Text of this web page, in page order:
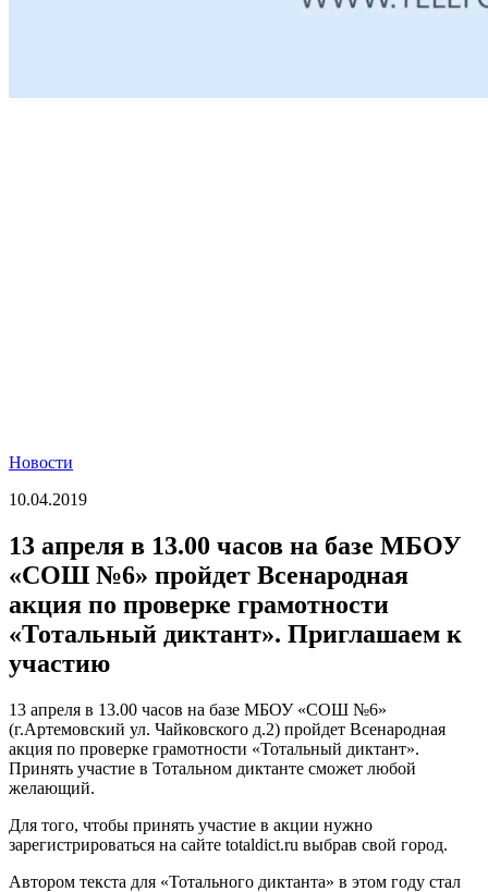
Новости
10.04.2019
13 апреля в 13.00 часов на базе МБОУ
«СОШ №6» пройдет Всенародная
акция по проверке грамотности
«Тотальный диктант». Приглашаем к
участию
13 апреля в 13.00 часов на базе МБОУ «СОШ №6»
(г.Артемовский ул. Чайковского д.2) пройдет Всенародная
акция по проверке грамотности «Тотальный диктант».
Принять участие в Тотальном диктанте сможет любой
желающий.
Для того, чтобы принять участие в акции нужно
зарегистрироваться на сайте totaldict.ru выбрав свой город.
Автором текста для «Тотального диктанта» в этом году стал